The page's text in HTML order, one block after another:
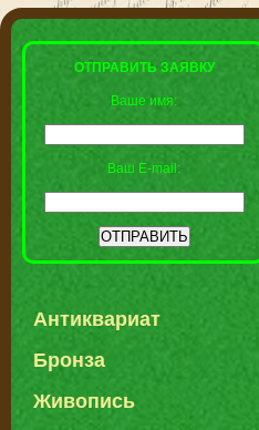
ОТПРАВИТЬ ЗАЯВКУ
Ваше имя:
Ваш E-mail:
Антиквариат
Бронза
Живопись